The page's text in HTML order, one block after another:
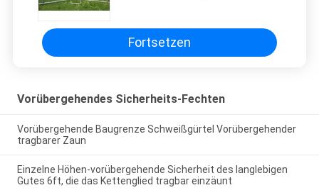
Fortsetzen
Vorübergehendes Sicherheits-Fechten
Vorübergehende Baugrenze Schweißgürtel Vorübergehender
tragbarer Zaun
Einzelne Höhen-vorübergehende Sicherheit des langlebigen
Gutes 6ft, die das Kettenglied tragbar einzäunt